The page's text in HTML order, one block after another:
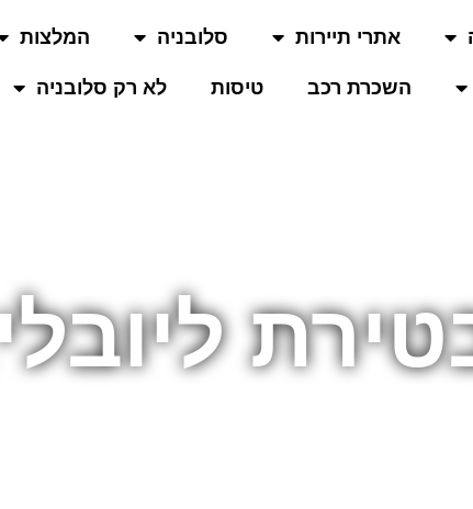
אתרי תיירות סלובניה המלצות
השכרת רכב טיסות לא רק סלובניה